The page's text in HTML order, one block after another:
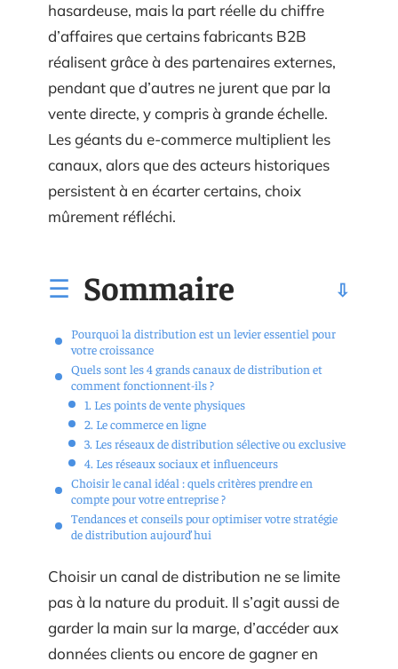
hasardeuse, mais la part réelle du chiffre
d’affaires que certains fabricants B2B
réalisent grâce à des partenaires externes,
pendant que d’autres ne jurent que par la
vente directe, y compris à grande échelle.
Les géants du e-commerce multiplient les
canaux, alors que des acteurs historiques
persistent à en écarter certains, choix
mûrement réfléchi.
Sommaire
Pourquoi la distribution est un levier essentiel pour
votre croissance
Quels sont les 4 grands canaux de distribution et
comment fonctionnent-ils ?
1. Les points de vente physiques
2. Le commerce en ligne
3. Les réseaux de distribution sélective ou exclusive
4. Les réseaux sociaux et influenceurs
Choisir le canal idéal : quels critères prendre en
compte pour votre entreprise ?
Tendances et conseils pour optimiser votre stratégie
de distribution aujourd’hui
Choisir un canal de distribution ne se limite
pas à la nature du produit. Il s’agit aussi de
garder la main sur la marge, d’accéder aux
données clients ou encore de gagner en